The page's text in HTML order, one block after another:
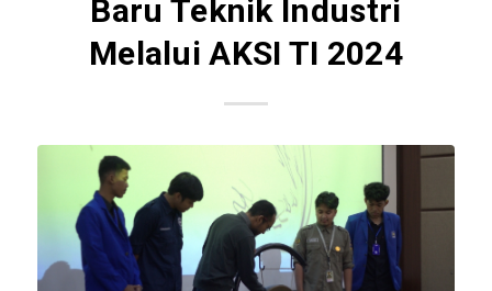
Baru Teknik Industri
Melalui AKSI TI 2024